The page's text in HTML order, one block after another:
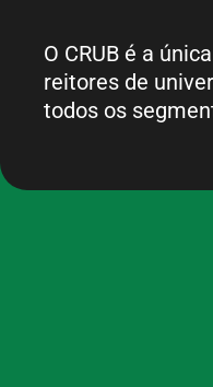
O CRUB é a
reitores de
todos os